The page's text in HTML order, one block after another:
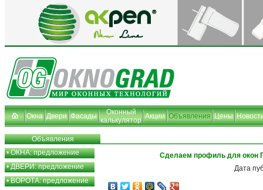
Окна Двери Фасады
Оконный
калькулятор Акции Объявления Цены
Объявления
•ОКНА: предложение
•ДВЕРИ: предложение
•ВОРОТА: предложение
Сделаем профиль для окон
Дата